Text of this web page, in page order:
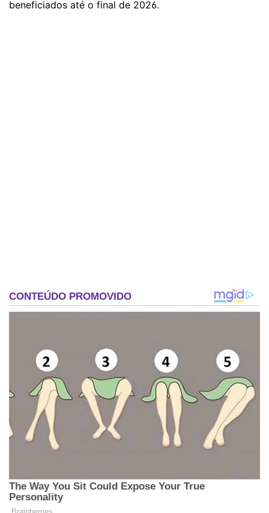
beneficiados até o final de 2026.